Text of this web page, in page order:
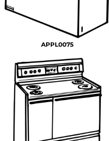
APPL0075